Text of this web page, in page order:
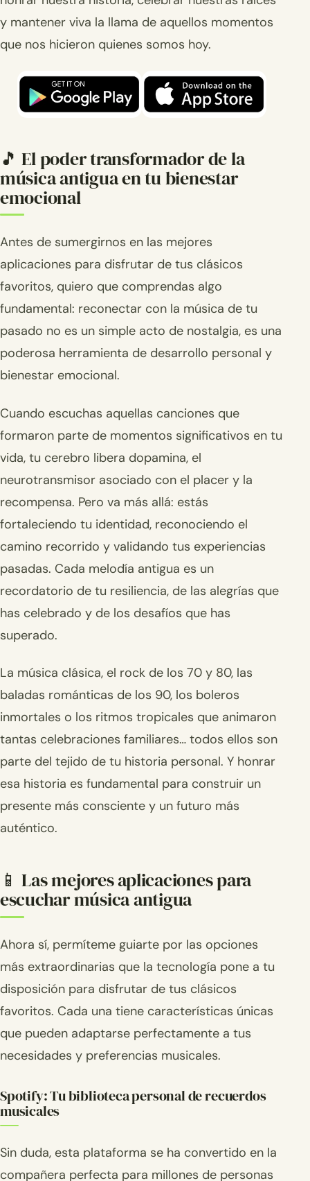
y mantener viva la llama de aquellos momentos
que nos hicieron quienes somos hoy.
🎵 El poder transformador de la
música antigua en tu bienestar
emocional
Antes de sumergirnos en las mejores
aplicaciones para disfrutar de tus clásicos
favoritos, quiero que comprendas algo
fundamental: reconectar con la música de tu
pasado no es un simple acto de nostalgia, es una
poderosa herramienta de desarrollo personal y
bienestar emocional.
Cuando escuchas aquellas canciones que
formaron parte de momentos significativos en tu
vida, tu cerebro libera dopamina, el
neurotransmisor asociado con el placer y la
recompensa. Pero va más allá: estás
fortaleciendo tu identidad, reconociendo el
camino recorrido y validando tus experiencias
pasadas. Cada melodía antigua es un
recordatorio de tu resiliencia, de las alegrías que
has celebrado y de los desafíos que has
superado.
La música clásica, el rock de los 70 y 80, las
baladas románticas de los 90, los boleros
inmortales o los ritmos tropicales que animaron
tantas celebraciones familiares… todos ellos son
parte del tejido de tu historia personal. Y honrar
esa historia es fundamental para construir un
presente más consciente y un futuro más
auténtico.
📱 Las mejores aplicaciones para
escuchar música antigua
Ahora sí, permíteme guiarte por las opciones
más extraordinarias que la tecnología pone a tu
disposición para disfrutar de tus clásicos
favoritos. Cada una tiene características únicas
que pueden adaptarse perfectamente a tus
necesidades y preferencias musicales.
Spotify: Tu biblioteca personal de recuerdos
musicales
Sin duda, esta plataforma se ha convertido en la
compañera perfecta para millones de personas